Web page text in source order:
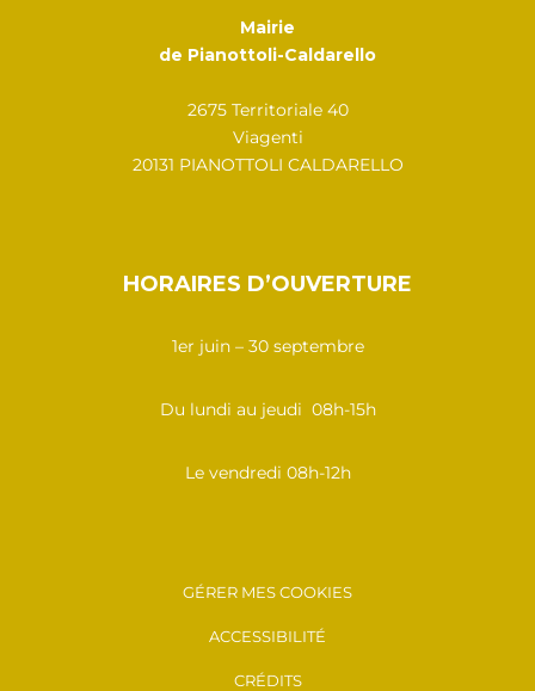
Mairie
de Pianottoli-Caldarello
2675 Territoriale 40
Viagenti
20131 PIANOTTOLI CALDARELLO
HORAIRES D’OUVERTURE
1er juin – 30 septembre
Du lundi au jeudi 08h-15h
Le vendredi 08h-12h
GÉRER MES COOKIES
ACCESSIBILITÉ
CRÉDITS